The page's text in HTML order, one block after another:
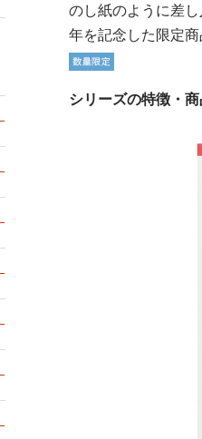
のし紙のように差
年を記念した限定
シリーズの特徴・